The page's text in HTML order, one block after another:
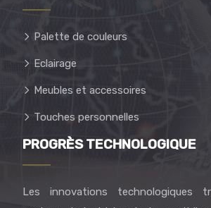
Palette de couleurs
Eclairage
Meubles et accessoires
Touches personnelles
PROGRÈS TECHNOLOGIQUE
Les innovations technologiques